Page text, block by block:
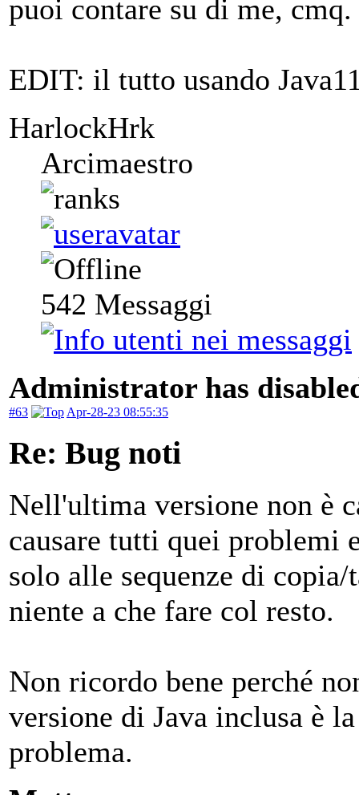
puoi contare su di me, cmq.
EDIT: il tutto usando
HarlockHrk
Arcimaestro
542 Messaggi
Administrator has
#63 Apr-28-23 08:55:35
Re: Bug noti
Nell'ultima versione non è
causare tutti quei problemi
solo alle sequenze di
niente a che fare col resto.
Non ricordo bene perché
versione di Java inclusa è
problema.